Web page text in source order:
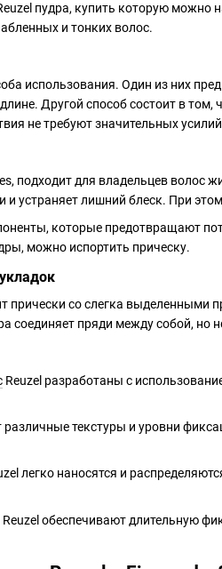
пудра, купить которую можно
и тонких волос.
использования. Один из них
Другой способ состоит в
не требуют значительных
подходит для владельцев
устраняет лишний блеск. При
которые предотвращают
можно испортить прическу.
прически со слегка
соединяет пряди между собой, но
Reuzel разработаны с
различные текстуры и уровни
легко наносятся и
обеспечивают длительную